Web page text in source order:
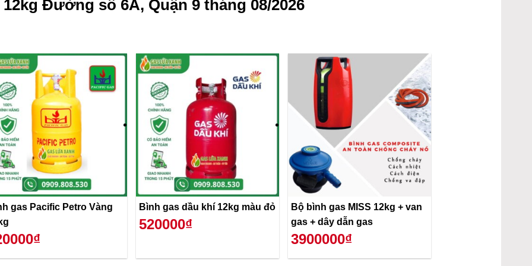
Đường số 6A, Quận 9 tháng 08/2026
gas Pacific Petro Vàng
Bình gas dầu khí 12kg màu đỏ
520000₫
Bộ bình gas MISS 12kg + van
gas + dây dẫn gas
3900000₫